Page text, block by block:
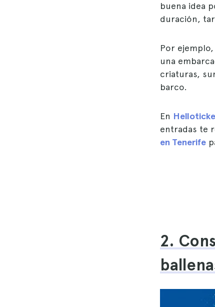
buena idea
duración,
Por
una
criaturas,
barco.
En
entradas te
en Tenerife
2.